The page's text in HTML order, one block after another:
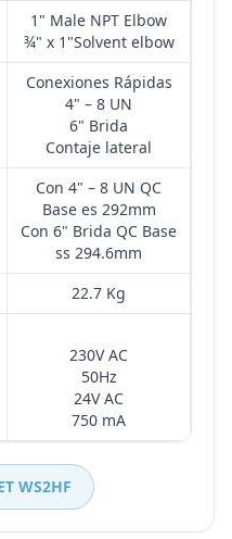
1" Male NPT Elbow
¾" x 1"Solvent elbow
Conexiones Rápidas
4" – 8 UN
6" Brida
Contaje lateral
Con 4" – 8 UN QC
Base es 292mm
Con 6" Brida QC Base
ss 294.6mm
22.7 Kg
230V AC
50Hz
24V AC
750 mA
WS2HF